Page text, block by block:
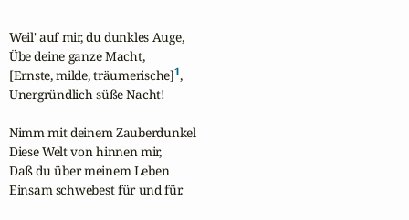
Weil' auf mir, du dunkles Auge,
Übe deine ganze Macht,
[Ernste, milde, träumerische]1,
Unergründlich süße Nacht!
Nimm mit deinem Zauberdunkel
Diese Welt von hinnen mir,
Daß du über meinem Leben
Einsam schwebest für und für.